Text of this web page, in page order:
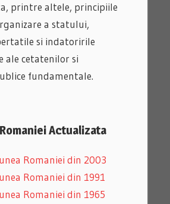
printre altele, principiile
a statului,
si indatoririle
ale cetatenilor si
fundamentale.
Actualizata
Romaniei din 2003
Romaniei din 1991
Romaniei din 1965